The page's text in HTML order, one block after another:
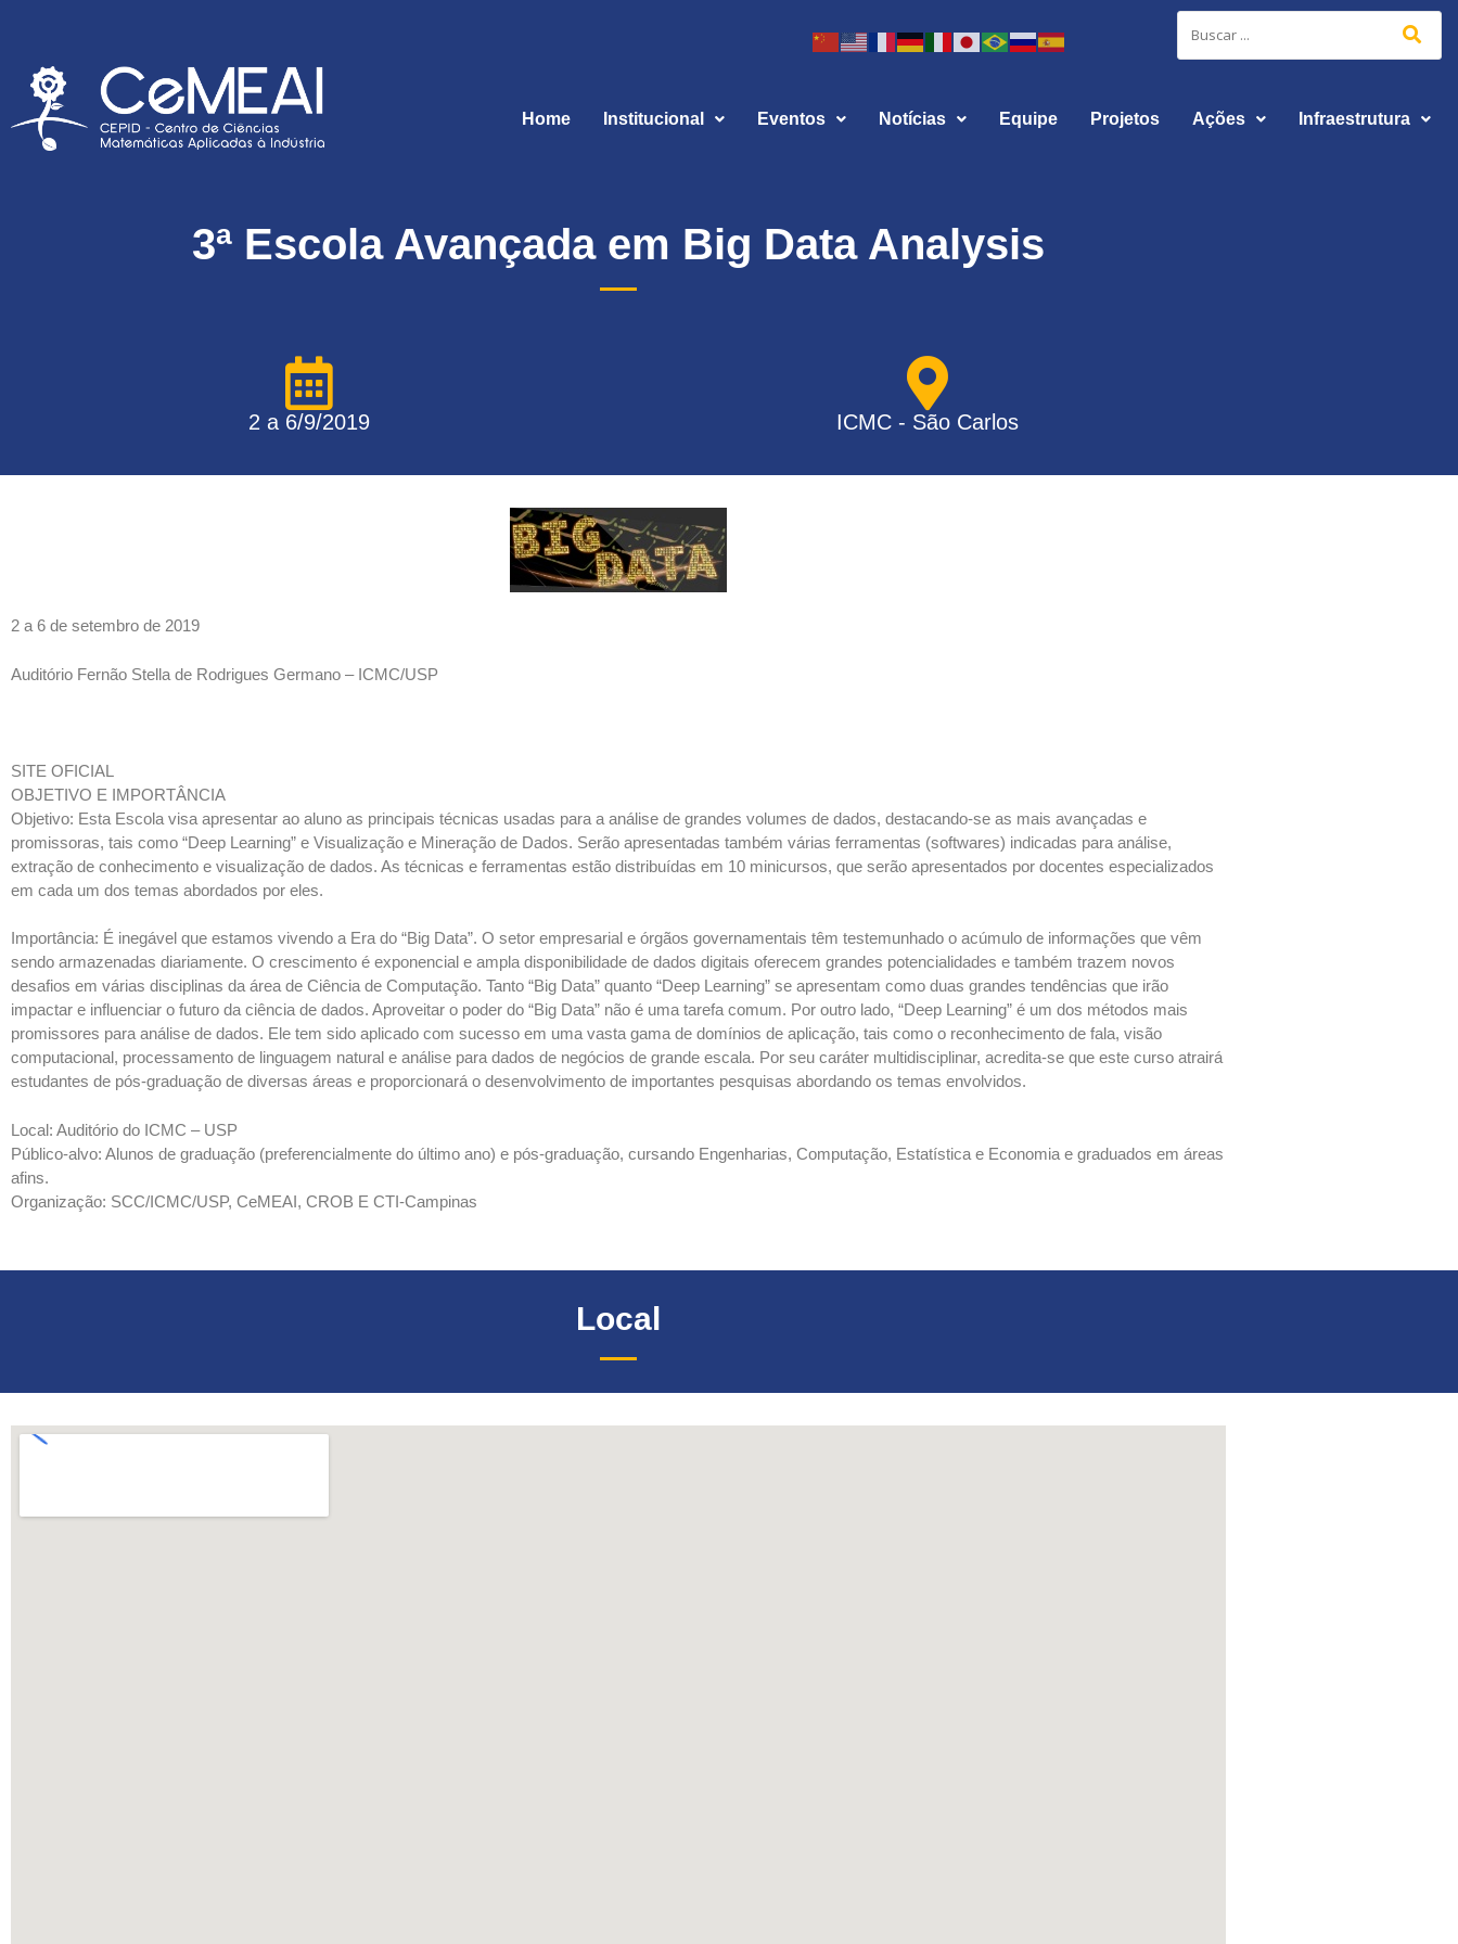
Home Institucional Eventos Notícias Equipe Projetos Ações Infraestrutura
3ª Escola Avançada em Big Data Analysis
2 a 6/9/2019 ICMC - São Carlos
2 a 6 de setembro de 2019
Auditório Fernão Stella de Rodrigues Germano – ICMC/USP
SITE OFICIAL
OBJETIVO E IMPORTÂNCIA
Objetivo: Esta Escola visa apresentar ao aluno as principais técnicas usadas para a análise de grandes volumes de dados, destacando-se as mais avançadas e
promissoras, tais como “Deep Learning” e Visualização e Mineração de Dados. Serão apresentadas também várias ferramentas (softwares) indicadas para análise,
extração de conhecimento e visualização de dados. As técnicas e ferramentas estão distribuídas em 10 minicursos, que serão apresentados por docentes especializados
em cada um dos temas abordados por eles.
Importância: É inegável que estamos vivendo a Era do “Big Data”. O setor empresarial e órgãos governamentais têm testemunhado o acúmulo de informações que vêm
sendo armazenadas diariamente. O crescimento é exponencial e ampla disponibilidade de dados digitais oferecem grandes potencialidades e também trazem novos
desafios em várias disciplinas da área de Ciência de Computação. Tanto “Big Data” quanto “Deep Learning” se apresentam como duas grandes tendências que irão
impactar e influenciar o futuro da ciência de dados. Aproveitar o poder do “Big Data” não é uma tarefa comum. Por outro lado, “Deep Learning” é um dos métodos mais
promissores para análise de dados. Ele tem sido aplicado com sucesso em uma vasta gama de domínios de aplicação, tais como o reconhecimento de fala, visão
computacional, processamento de linguagem natural e análise para dados de negócios de grande escala. Por seu caráter multidisciplinar, acredita-se que este curso atrairá
estudantes de pós-graduação de diversas áreas e proporcionará o desenvolvimento de importantes pesquisas abordando os temas envolvidos.
Local: Auditório do ICMC – USP
Público-alvo: Alunos de graduação (preferencialmente do último ano) e pós-graduação, cursando Engenharias, Computação, Estatística e Economia e graduados em áreas
afins.
Organização: SCC/ICMC/USP, CeMEAI, CROB E CTI-Campinas
Local